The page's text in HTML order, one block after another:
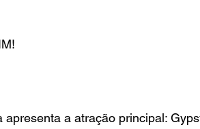
a atração principal: